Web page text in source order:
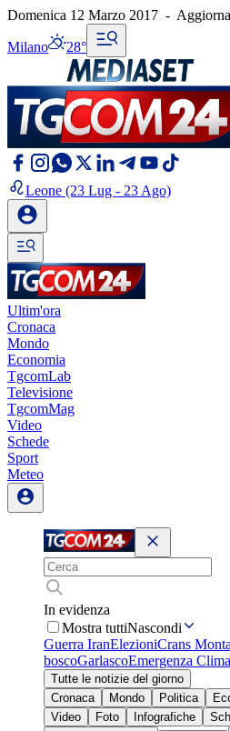
Domenica 12 Marzo 2017 -
Milano 28°
Leone (23 Lug - 23 Ago)
Ultim'ora
Cronaca
Mondo
Economia
TgcomLab
Televisione
TgcomMag
Video
Schede
Sport
Meteo
In evidenza
Mostra tuttiNascondi
Guerra IranElezioniCrans
boscoGarlascoEmergenza Clima
Tutte le notizie del giorno
Cronaca
Mondo Politica
Video
Foto Infografiche